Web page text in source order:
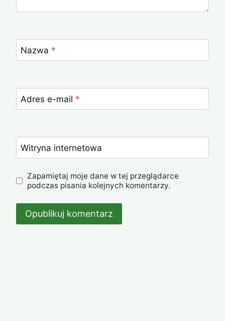
Nazwa *
Adres e-mail *
Witryna internetowa
Zapamiętaj moje dane w tej przeglądarce
podczas pisania kolejnych komentarzy.